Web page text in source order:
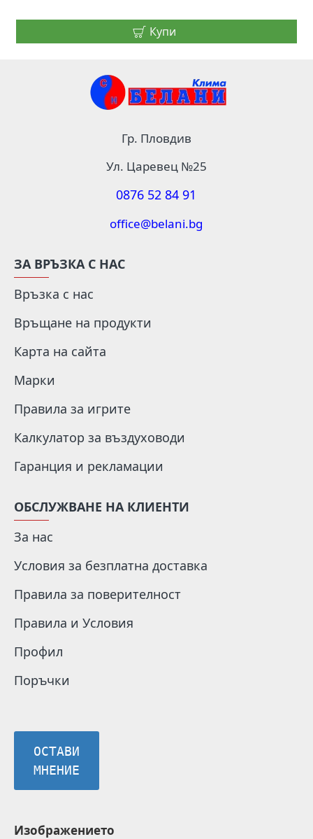
Купи
Гр. Пловдив
Ул. Царевец №25
0876 52 84 91
office@belani.bg
ЗА ВРЪЗКА С НАС
Връзка с нас
Връщане на продукти
Карта на сайта
Марки
Правила за игрите
Калкулатор за въздуховоди
Гаранция и рекламации
ОБСЛУЖВАНЕ НА КЛИЕНТИ
За нас
Условия за безплатна доставка
Правила за поверителност
Правила и Условия
Профил
Поръчки
ОСТАВИ
МНЕНИЕ
Изображението